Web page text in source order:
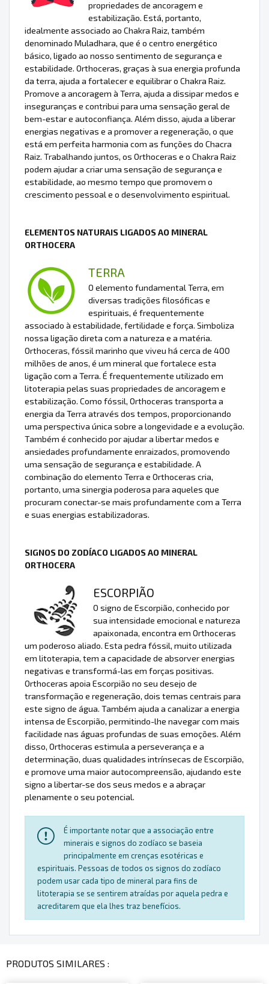
propriedades de ancoragem e
estabilização. Está, portanto,
idealmente associado ao Chakra Raiz, também
denominado Muladhara, que é o centro energético
básico, ligado ao nosso sentimento de segurança e
estabilidade. Orthoceras, graças à sua energia profunda
da terra, ajuda a fortalecer e equilibrar o Chakra Raiz.
Promove a ancoragem à Terra, ajuda a dissipar medos e
inseguranças e contribui para uma sensação geral de
bem-estar e autoconfiança. Além disso, ajuda a liberar
energias negativas e a promover a regeneração, o que
está em perfeita harmonia com as funções do Chacra
Raiz. Trabalhando juntos, os Orthoceras e o Chakra Raiz
podem ajudar a criar uma sensação de segurança e
estabilidade, ao mesmo tempo que promovem o
crescimento pessoal e o desenvolvimento espiritual.
ELEMENTOS NATURAIS LIGADOS AO MINERAL
ORTHOCERA
TERRA
O elemento fundamental Terra, em
diversas tradições filosóficas e
espirituais, é frequentemente
associado à estabilidade, fertilidade e força. Simboliza
nossa ligação direta com a natureza e a matéria.
Orthoceras, fóssil marinho que viveu há cerca de 400
milhões de anos, é um mineral que fortalece esta
ligação com a Terra. É frequentemente utilizado em
litoterapia pelas suas propriedades de ancoragem e
estabilização. Como fóssil, Orthoceras transporta a
energia da Terra através dos tempos, proporcionando
uma perspectiva única sobre a longevidade e a evolução.
Também é conhecido por ajudar a libertar medos e
ansiedades profundamente enraizados, promovendo
uma sensação de segurança e estabilidade. A
combinação do elemento Terra e Orthoceras cria,
portanto, uma sinergia poderosa para aqueles que
procuram conectar-se mais profundamente com a Terra
e suas energias estabilizadoras.
SIGNOS DO ZODÍACO LIGADOS AO MINERAL
ORTHOCERA
ESCORPIÃO
O signo de Escorpião, conhecido por
sua intensidade emocional e natureza
apaixonada, encontra em Orthoceras
um poderoso aliado. Esta pedra fóssil, muito utilizada
em litoterapia, tem a capacidade de absorver energias
negativas e transformá-las em forças positivas.
Orthoceras apoia Escorpião no seu desejo de
transformação e regeneração, dois temas centrais para
este signo de água. Também ajuda a canalizar a energia
intensa de Escorpião, permitindo-lhe navegar com mais
facilidade nas águas profundas de suas emoções. Além
disso, Orthoceras estimula a perseverança e a
determinação, duas qualidades intrínsecas de Escorpião,
e promove uma maior autocompreensão, ajudando este
signo a libertar-se dos seus medos e a abraçar
plenamente o seu potencial.
É importante notar que a associação entre
minerais e signos do zodíaco se baseia
principalmente em crenças esotéricas e
espirituais. Pessoas de todos os signos do zodíaco
podem usar cada tipo de mineral para fins de
litoterapia se se sentirem atraídas por aquela pedra e
acreditarem que ela lhes traz benefícios.
PRODUTOS SIMILARES :